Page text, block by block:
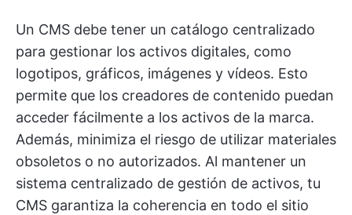
Un CMS debe tener un catálogo centralizado
para gestionar los activos digitales, como
logotipos, gráficos, imágenes y vídeos. Esto
permite que los creadores de contenido puedan
acceder fácilmente a los activos de la marca.
Además, minimiza el riesgo de utilizar materiales
obsoletos o no autorizados. Al mantener un
sistema centralizado de gestión de activos, tu
CMS garantiza la coherencia en todo el sitio